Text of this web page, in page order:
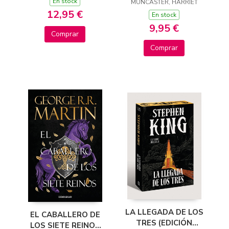
12,95 €
Comprar
TELEVISIÓN) - JUEGA
CON ISADORA Y
PINKY
MUNCASTER, HARRIET
En stock
9,95 €
Comprar
EL CABALLERO DE
LOS SIETE REINOS
LA LLEGADA DE LOS
TRES (EDICIÓN